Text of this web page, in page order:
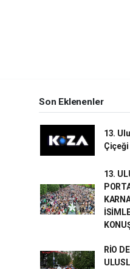
Son Eklenenler
13.
Çiçeği
13.
RİO